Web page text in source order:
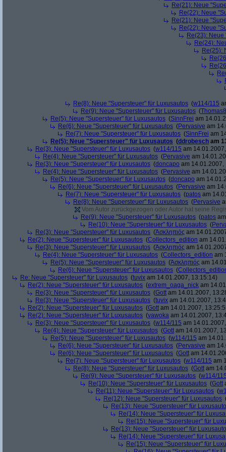
Re(21): Neue
Re(22): Neue
Re(21): Neue
Re(22): Neue
Re(23):
Re(24):
Re(25):
Re(8): Neue "Supersteuer" für Luxusautos (w114/115
Re(9): Neue "Supersteuer" für Luxusautos (
Re(5): Neue "Supersteuer" für Luxusautos (SinnFrei am
Re(6): Neue "Supersteuer" für Luxusautos (Pervasive am
Re(7): Neue "Supersteuer" für Luxusautos (SinnFrei am
Re(5): Neue "Supersteuer" für Luxusautos (ddrobesch am
Re(3): Neue "Supersteuer" für Luxusautos (w114/115 am
Re(4): Neue "Supersteuer" für Luxusautos (Pervasive am
Re(3): Neue "Supersteuer" für Luxusautos (doncapo am 14.01.2007,
Re(4): Neue "Supersteuer" für Luxusautos (Pervasive am
Re(5): Neue "Supersteuer" für Luxusautos (doncapo am
Re(6): Neue "Supersteuer" für Luxusautos (Pervasive am
Re(7): Neue "Supersteuer" für Luxusautos (patos am
Re(8): Neue "Supersteuer" für Luxusautos (Pervasive
Vom Autor zurückgezogen oder Autor hat seine
Re(9): Neue "Supersteuer" für Luxusautos (patos
Re(10): Neue "Supersteuer" für Luxusautos (
Re(3): Neue "Supersteuer" für Luxusautos (Ἀσκληπιός am
Re(2): Neue "Supersteuer" für Luxusautos (Collectors_edition am
Re(3): Neue "Supersteuer" für Luxusautos (Ἀσκληπιός am
Re(4): Neue "Supersteuer" für Luxusautos (Collectors_edition am
Re(5): Neue "Supersteuer" für Luxusautos (Ἀσκληπιός am
Re(6): Neue "Supersteuer" für Luxusautos (
Re: Neue "Supersteuer" für Luxusautos (tuvix am 14.01.2007, 13:15:14)
Re(2): Neue "Supersteuer" für Luxusautos (extrem_oaga_nick am
Re(3): Neue "Supersteuer" für Luxusautos (Gott am 14.01.2007,
Re(3): Neue "Supersteuer" für Luxusautos (tuvix am 14.01.2007,
Re(2): Neue "Supersteuer" für Luxusautos (Gott am 14.01.2007,
Re(2): Neue "Supersteuer" für Luxusautos (vawoka am 14.01.2007,
Re(3): Neue "Supersteuer" für Luxusautos (w114/115 am
Re(4): Neue "Supersteuer" für Luxusautos (Gott am 14.01.2007,
Re(5): Neue "Supersteuer" für Luxusautos (w114/115 am
Re(6): Neue "Supersteuer" für Luxusautos (Pervasive am
Re(6): Neue "Supersteuer" für Luxusautos (Gott am
Re(7): Neue "Supersteuer" für Luxusautos (w114/115 am
Re(8): Neue "Supersteuer" für Luxusautos (Gott am
Re(9): Neue "Supersteuer" für Luxusautos (w114/
Re(10): Neue "Supersteuer" für Luxusautos (Gott
Re(11): Neue "Supersteuer" für Luxusautos (
Re(12): Neue "Supersteuer" für Luxusautos
Re(13): Neue "Supersteuer" für
Re(14): Neue "Supersteuer" für
Re(15): Neue "Supersteuer" für
Re(13): Neue "Supersteuer" für
Re(14): Neue "Supersteuer" für
Re(15): Neue "Supersteuer" für